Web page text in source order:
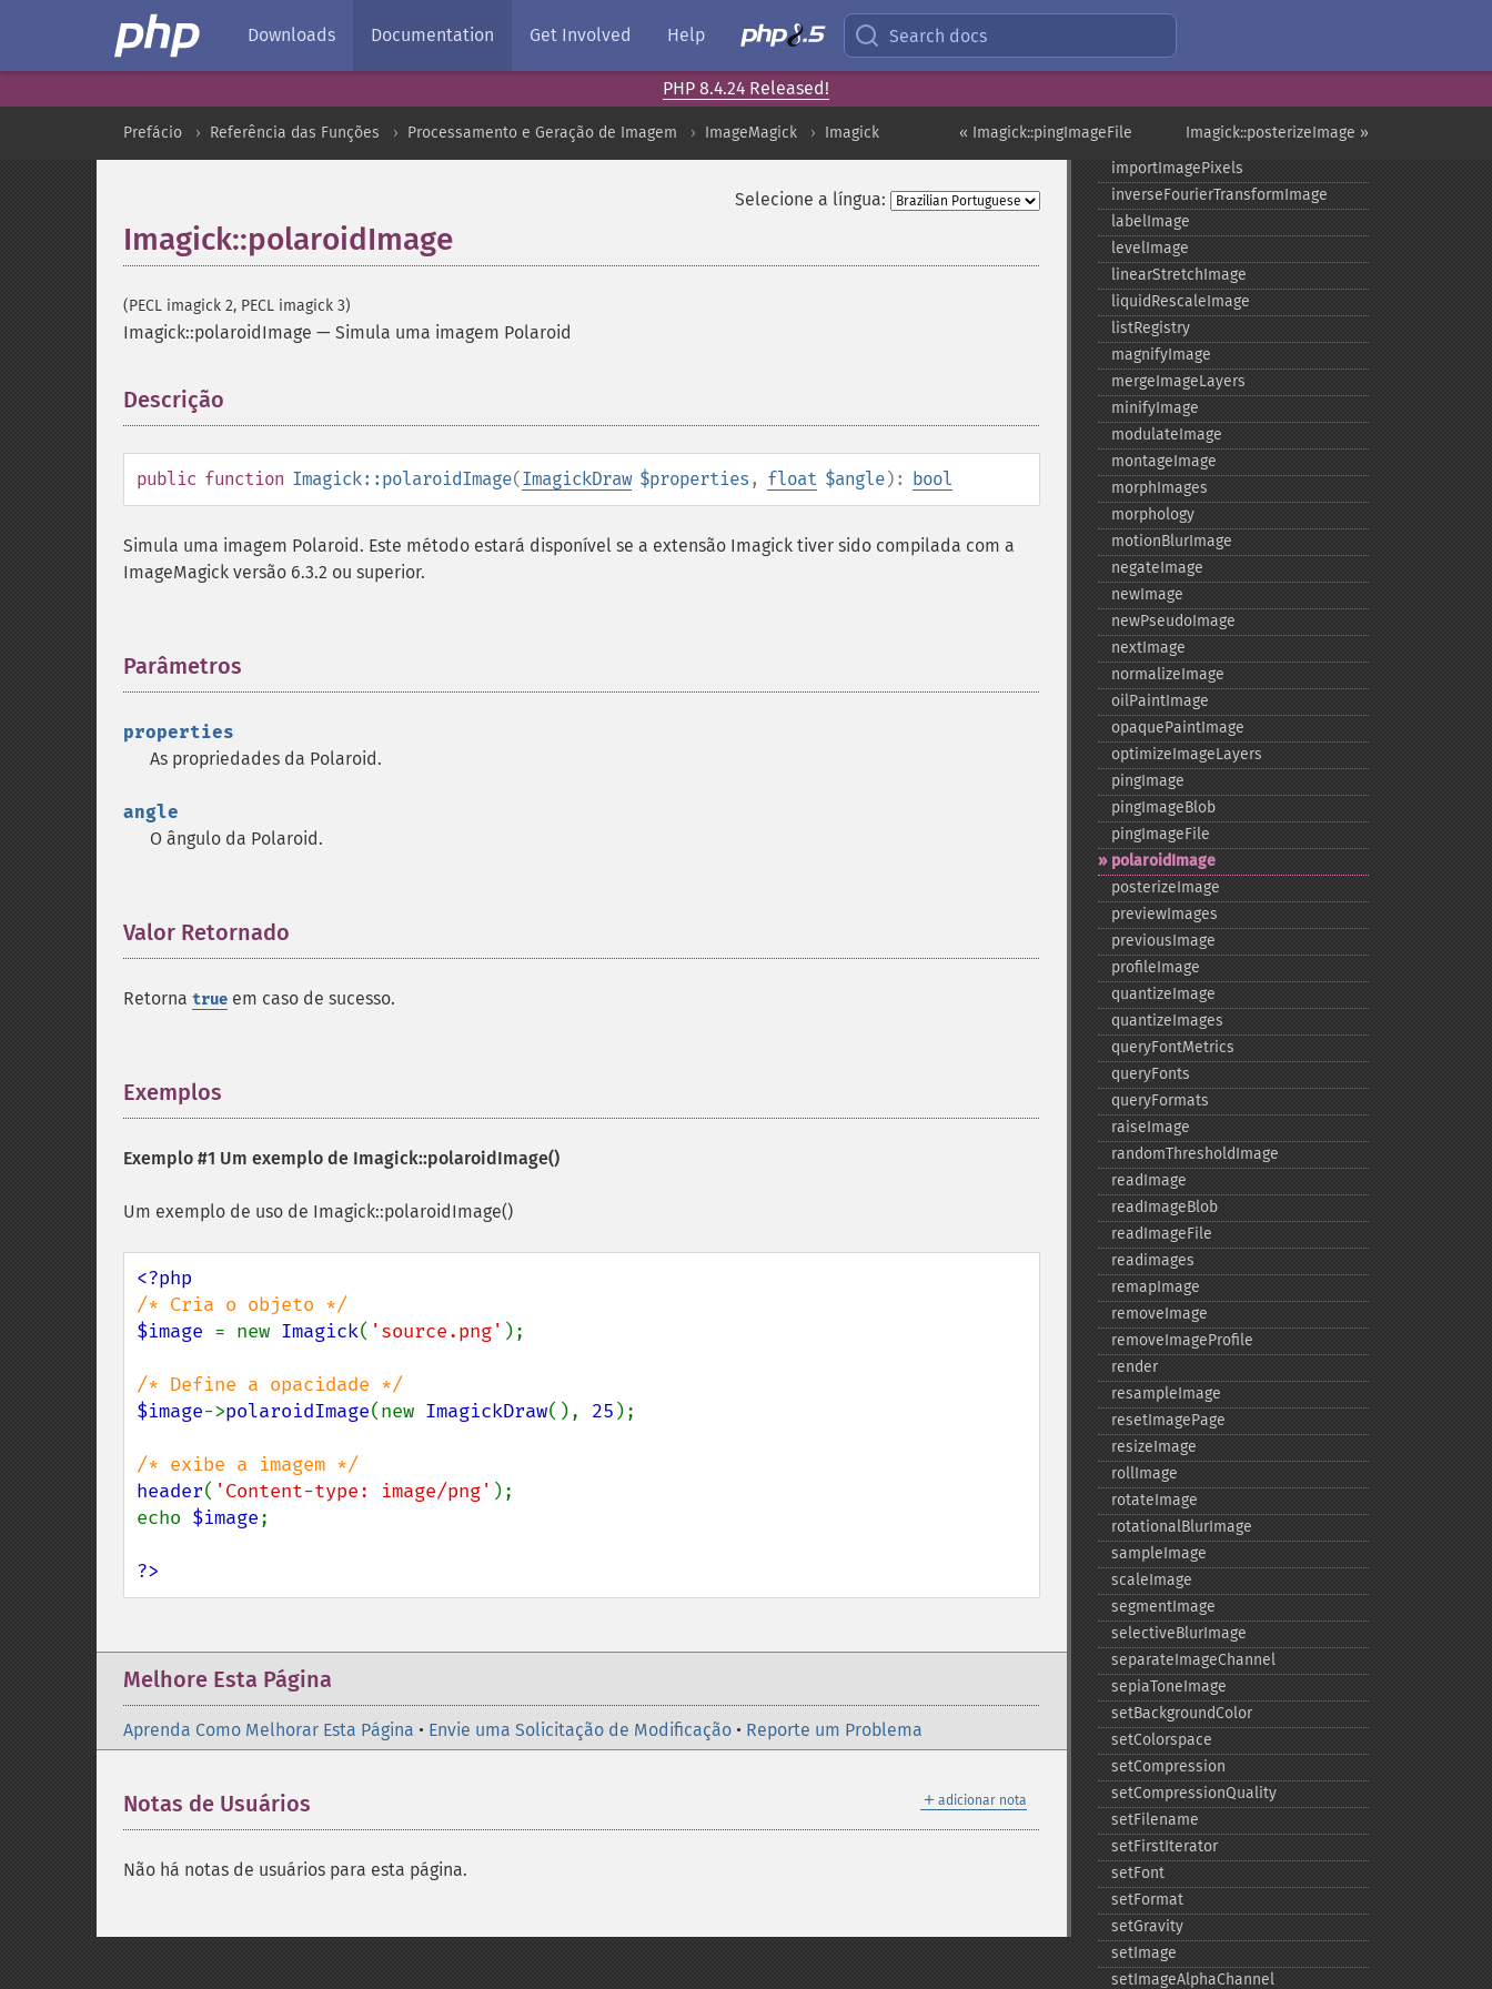
Downloads Documentation Get Involved Help Search docs
PHP 8.4.24 Released!
Imagick::posterizeImage »
« Imagick::pingImageFile
Prefácio Referência das Funções Processamento e Geração de Imagem ImageMagick Imagick
Selecione a língua:
Imagick::polaroidImage
(PECL imagick 2, PECL imagick 3)
Imagick::polaroidImage — Simula uma imagem Polaroid
Descrição
public function Imagick::polaroidImage(ImagickDraw $properties , float $angle): bool
Simula uma imagem Polaroid. Este método estará disponível se a extensão Imagick tiver sido compilada com a
ImageMagick versão 6.3.2 ou superior.
Parâmetros
properties
As propriedades da Polaroid.
angle
O ângulo da Polaroid.
Valor Retornado
Retorna true em caso de sucesso.
Exemplos
Exemplo #1 Um exemplo de Imagick::polaroidImage()
Um exemplo de uso de Imagick::polaroidImage()
$image = new Imagick( 'source.png' );
$image->polaroidImage(new ImagickDraw(), 25 );
header( 'Content-type: image/png' );
echo $image;
?>
Melhore Esta Página
Aprenda Como Melhorar Esta Página • Envie uma Solicitação de Modificação • Reporte um Problema
＋ adicionar nota
Notas de Usuários
Não há notas de usuários para esta página.
hasPreviousImage
implodeImage
importImagePixels
inverseFourierTransformImage
labelImage
levelImage
linearStretchImage
liquidRescaleImage
listRegistry
magnifyImage
mergeImageLayers
minifyImage
modulateImage
montageImage
morphImages
morphology
motionBlurImage
negateImage
newImage
newPseudoImage
nextImage
normalizeImage
oilPaintImage
opaquePaintImage
optimizeImageLayers
pingImage
pingImageBlob
pingImageFile
polaroidImage
posterizeImage
previewImages
previousImage
profileImage
quantizeImage
quantizeImages
queryFontMetrics
queryFonts
queryFormats
raiseImage
randomThresholdImage
readImage
readImageBlob
readImageFile
readimages
remapImage
removeImage
removeImageProfile
render
resampleImage
resetImagePage
resizeImage
rollImage
rotateImage
rotationalBlurImage
sampleImage
scaleImage
segmentImage
selectiveBlurImage
separateImageChannel
sepiaToneImage
setBackgroundColor
setColorspace
setCompression
setCompressionQuality
setFilename
setFirstIterator
setFont
setFormat
setGravity
setImage
setImageAlphaChannel